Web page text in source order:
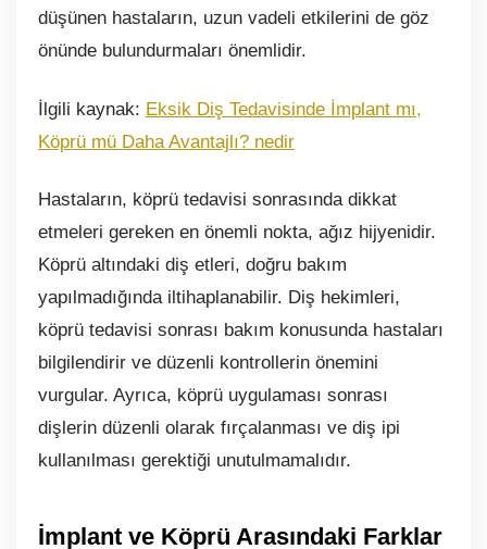
düşünen hastaların, uzun vadeli etkilerini de göz
önünde bulundurmaları önemlidir.
İlgili kaynak: Eksik Diş Tedavisinde İmplant mı,
Köprü mü Daha Avantajlı? nedir
Hastaların, köprü tedavisi sonrasında dikkat
etmeleri gereken en önemli nokta, ağız hijyenidir.
Köprü altındaki diş etleri, doğru bakım
yapılmadığında iltihaplanabilir. Diş hekimleri,
köprü tedavisi sonrası bakım konusunda hastaları
bilgilendirir ve düzenli kontrollerin önemini
vurgular. Ayrıca, köprü uygulaması sonrası
dişlerin düzenli olarak fırçalanması ve diş ipi
kullanılması gerektiği unutulmamalıdır.
İmplant ve Köprü Arasındaki Farklar